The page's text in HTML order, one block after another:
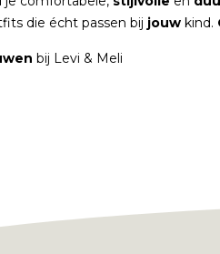
die écht passen bij jouw kind.
bij Levi & Meli